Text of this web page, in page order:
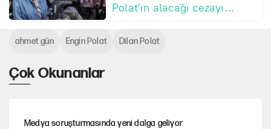
Polat'ın alacağı cezayı
Çok Okunanlar
Medya soruşturmasında yeni dalga geliyor
ahmet gün Engin Polat Dilan Polat